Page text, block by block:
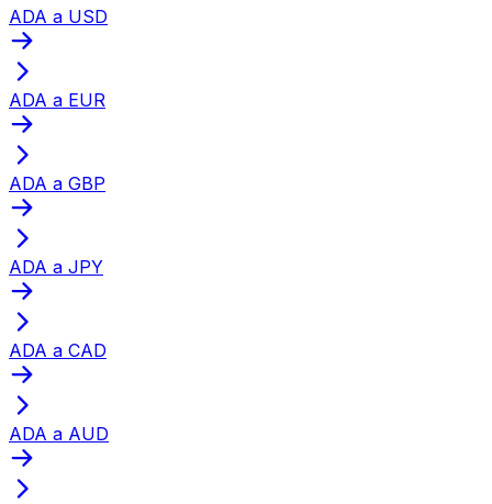
ADA a USD
ADA a EUR
ADA a GBP
ADA a JPY
ADA a CAD
ADA a AUD